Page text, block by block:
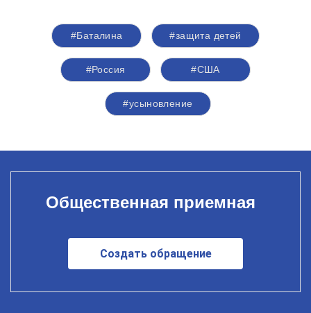
#Баталина #защита детей
#Россия #США
#усыновление
Общественная приемная
Создать обращение